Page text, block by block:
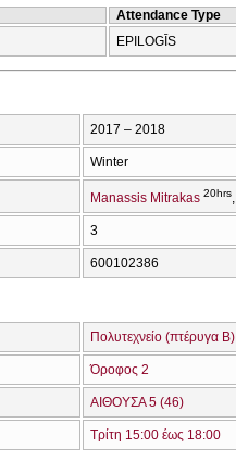
Attendance Type
EPILOGĪS
2017 – 2018
Winter
Manassis Mitrakas 20hrs
3
600102386
Πολυτεχνείο (πτέρυγα Β)
Όροφος 2
ΑΙΘΟΥΣΑ 5 (46)
Τρίτη 15:00 έως 18:00